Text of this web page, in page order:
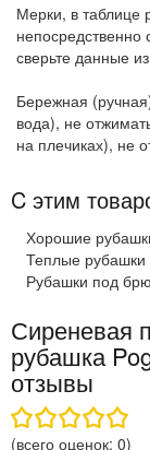
Мерки, в таблице
сверьте данные
Бережная
вода), не
на плечиках), не
C этим
Хорошие
Теплые рубашки
Рубашки под
Сиреневая
рубашка
отзывы
(всего оценок: 0)